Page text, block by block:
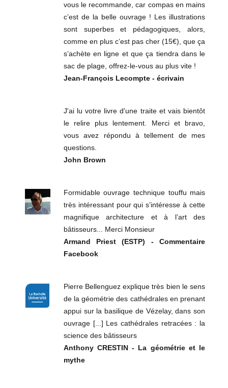
vous le recommande, car compas en mains
c’est de la belle ouvrage ! Les illustrations
sont superbes et pédagogiques, alors,
comme en plus c’est pas cher (15€), que ça
s’achète en ligne et que ça tiendra dans le
sac de plage, offrez-le-vous au plus vite !
Jean-François Lecompte - écrivain
J'ai lu votre livre d'une traite et vais bientôt
le relire plus lentement. Merci et bravo,
vous avez répondu à tellement de mes
questions.
John Brown
Formidable ouvrage technique touffu mais
très intéressant pour qui s’intéresse à cette
magnifique architecture et à l’art des
bâtisseurs... Merci Monsieur
Armand Priest (ESTP) - Commentaire
Facebook
Pierre Bellenguez explique très bien le sens
de la géométrie des cathédrales en prenant
appui sur la basilique de Vézelay, dans son
ouvrage [...] Les cathédrales retracées : la
science des bâtisseurs
Anthony CRESTIN - La géométrie et le
mythe